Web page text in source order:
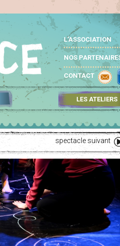
L'ASSOCIATION
NOS
CONTACT
LES ATELIERS
spectacle suivant